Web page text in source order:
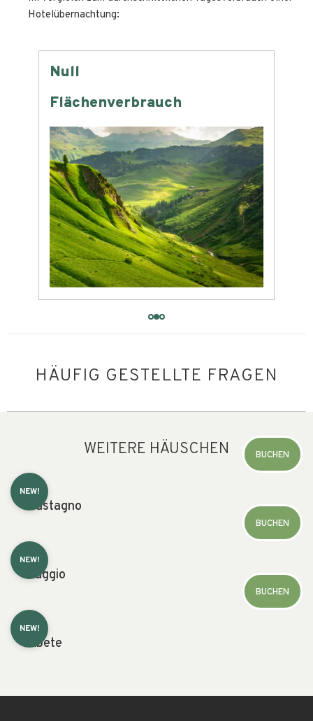
Hotelübernachtung:
Null
Flächenverbrauch
HÄUFIG GESTELLTE FRAGEN
WEITERE HÄUSCHEN BUCHEN
NEW!
Castagno
BUCHEN
NEW!
Faggio
BUCHEN
NEW!
Abete